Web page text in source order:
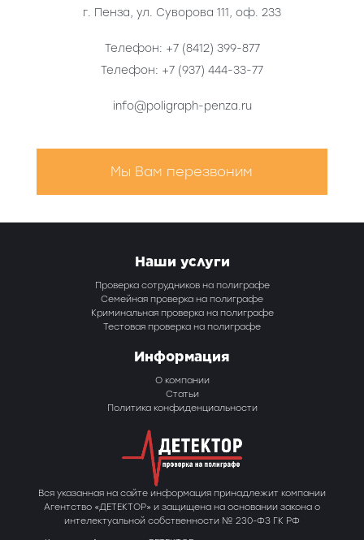
г. Пенза ул. Суворова 111, оф. 233
Телефон: +7 (8412) 399-877
Телефон: +7 (937) 444-33-77
info@poligraph-penza.ru
Мы Вам перезвоним
Наши услуги
Проверка сотрудников на полиграфе
Семейная проверка на полиграфе
Криминальная проверка на полиграфе
Тестовая проверка на полиграфе
Информация
О компании
Статьи
Политика конфиденциальности
Вся указанная на сайте информация принадлежит компании
Агентство «ДЕТЕКТОР» и защищена на основании закона о
интелектуальной собственности № 230-ФЗ ГК РФ